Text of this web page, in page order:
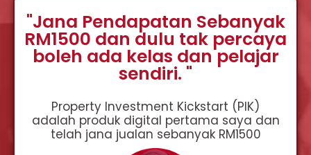
"Jana Pendapatan Sebanyak
RM1500 dan dulu tak percaya
boleh ada kelas dan pelajar
sendiri. "
Property Investment Kickstart (PIK)
adalah produk digital pertama saya dan
telah jana jualan sebanyak RM1500